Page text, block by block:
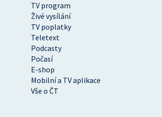
TV program
Živé vysílání
TV poplatky
Teletext
Podcasty
Počasí
E-shop
Mobilní a TV aplikace
Vše o ČT